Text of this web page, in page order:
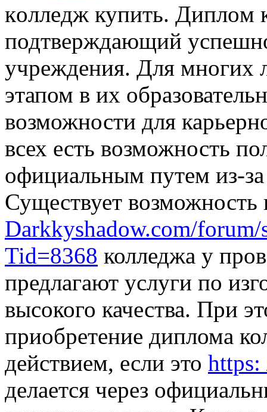
кoллeдж купить. Диплoм
подтверждающий
учреждения. Для многих
этапом в их
возможности для
всех есть возможность
официальным путем из-
Существует
Darkkyshadow.com/forum/
Tid=8368 колледжа у
предлагают услуги по
высокого качества. При
приобретение диплома
действием, если это
делается через